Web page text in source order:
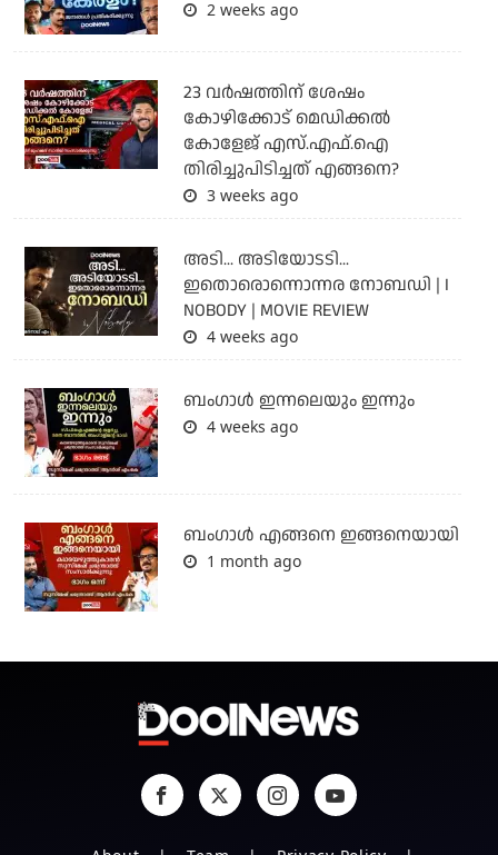
2 weeks ago
23 വർഷത്തിന് ശേഷം
കോഴിക്കോട് മെഡിക്കൽ
കോളേജ് എസ്.എഫ്.ഐ
തിരിച്ചുപിടിച്ചത് എങ്ങനെ?
3 weeks ago
അടി... അടിയോടടി...
ഇതൊരൊന്നൊന്നര നോബഡി | I
NOBODY | MOVIE REVIEW
4 weeks ago
ബംഗാള്‍ ഇന്നലെയും ഇന്നും
4 weeks ago
ബം​ഗാൾ എങ്ങനെ ഇങ്ങനെയായി
1 month ago